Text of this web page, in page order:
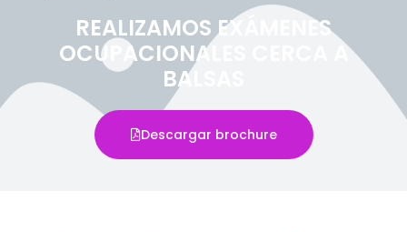
REALIZAMOS EXÁMENES
OCUPACIONALES CERCA A
BALSAS
Descargar brochure